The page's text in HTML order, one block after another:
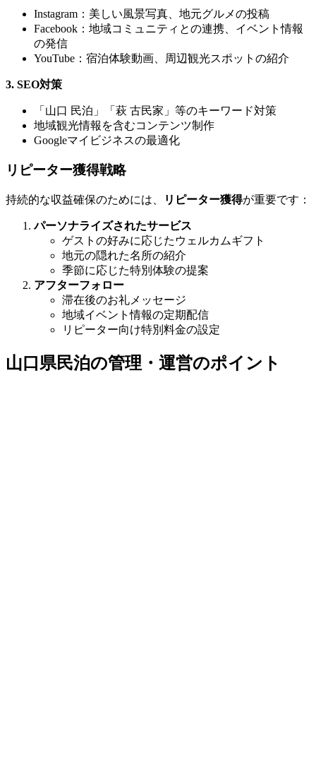
Instagram：美しい風景写真、地元グルメの投稿
Facebook：地域コミュニティとの連携、イベント情報
の発信
YouTube：宿泊体験動画、周辺観光スポットの紹介
3. SEO対策
「山口 民泊」「萩 古民家」等のキーワード対策
地域観光情報を含むコンテンツ制作
Googleマイビジネスの最適化
リピーター獲得戦略
持続的な収益確保のためには、 リピーター獲得が重要です：
パーソナライズされたサービス
ゲストの好みに応じたウェルカムギフト
地元の隠れた名所の紹介
季節に応じた特別体験の提案
アフターフォロー
滞在後のお礼メッセージ
地域イベント情報の定期配信
リピーター向け特別料金の設定
山口県民泊の管理・運営のポイント